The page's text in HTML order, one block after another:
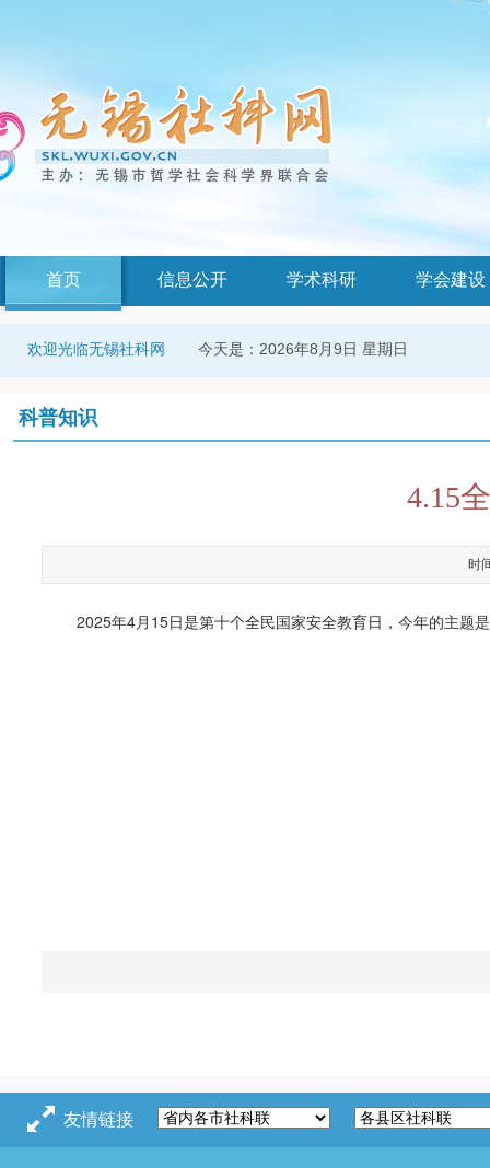
首页 信息公开 学术科研 学会建设
欢迎光临无锡社科网 今天是： 2026年8月9日 星期日
科普知识
4.15
时
2025年4月15日是第十个全民国家安全教育日，今年的主题
友情链接